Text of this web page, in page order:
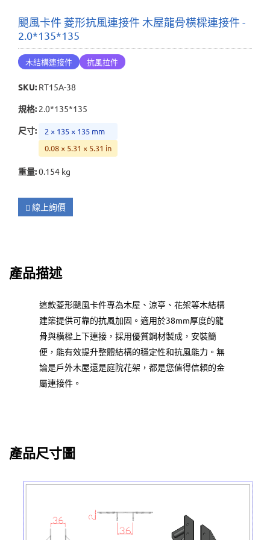
颶風卡件 菱形抗風連接件 木屋龍骨橫樑連接件 -
2.0*135*135
木結構連接件 抗風拉件
SKU: RT15A-38
規格: 2.0*135*135
尺寸:
2 × 135 × 135 mm
0.08 × 5.31 × 5.31 in
重量:0.154 kg
線上詢價
產品描述
這款菱形颶風卡件專為木屋、涼亭、花架等木結構
建築提供可靠的抗風加固。適用於38mm厚度的龍
骨與橫樑上下連接，採用優質鋼材製成，安裝簡
便，能有效提升整體結構的穩定性和抗風能力。無
論是戶外木屋還是庭院花架，都是您值得信賴的金
屬連接件。
產品尺寸圖